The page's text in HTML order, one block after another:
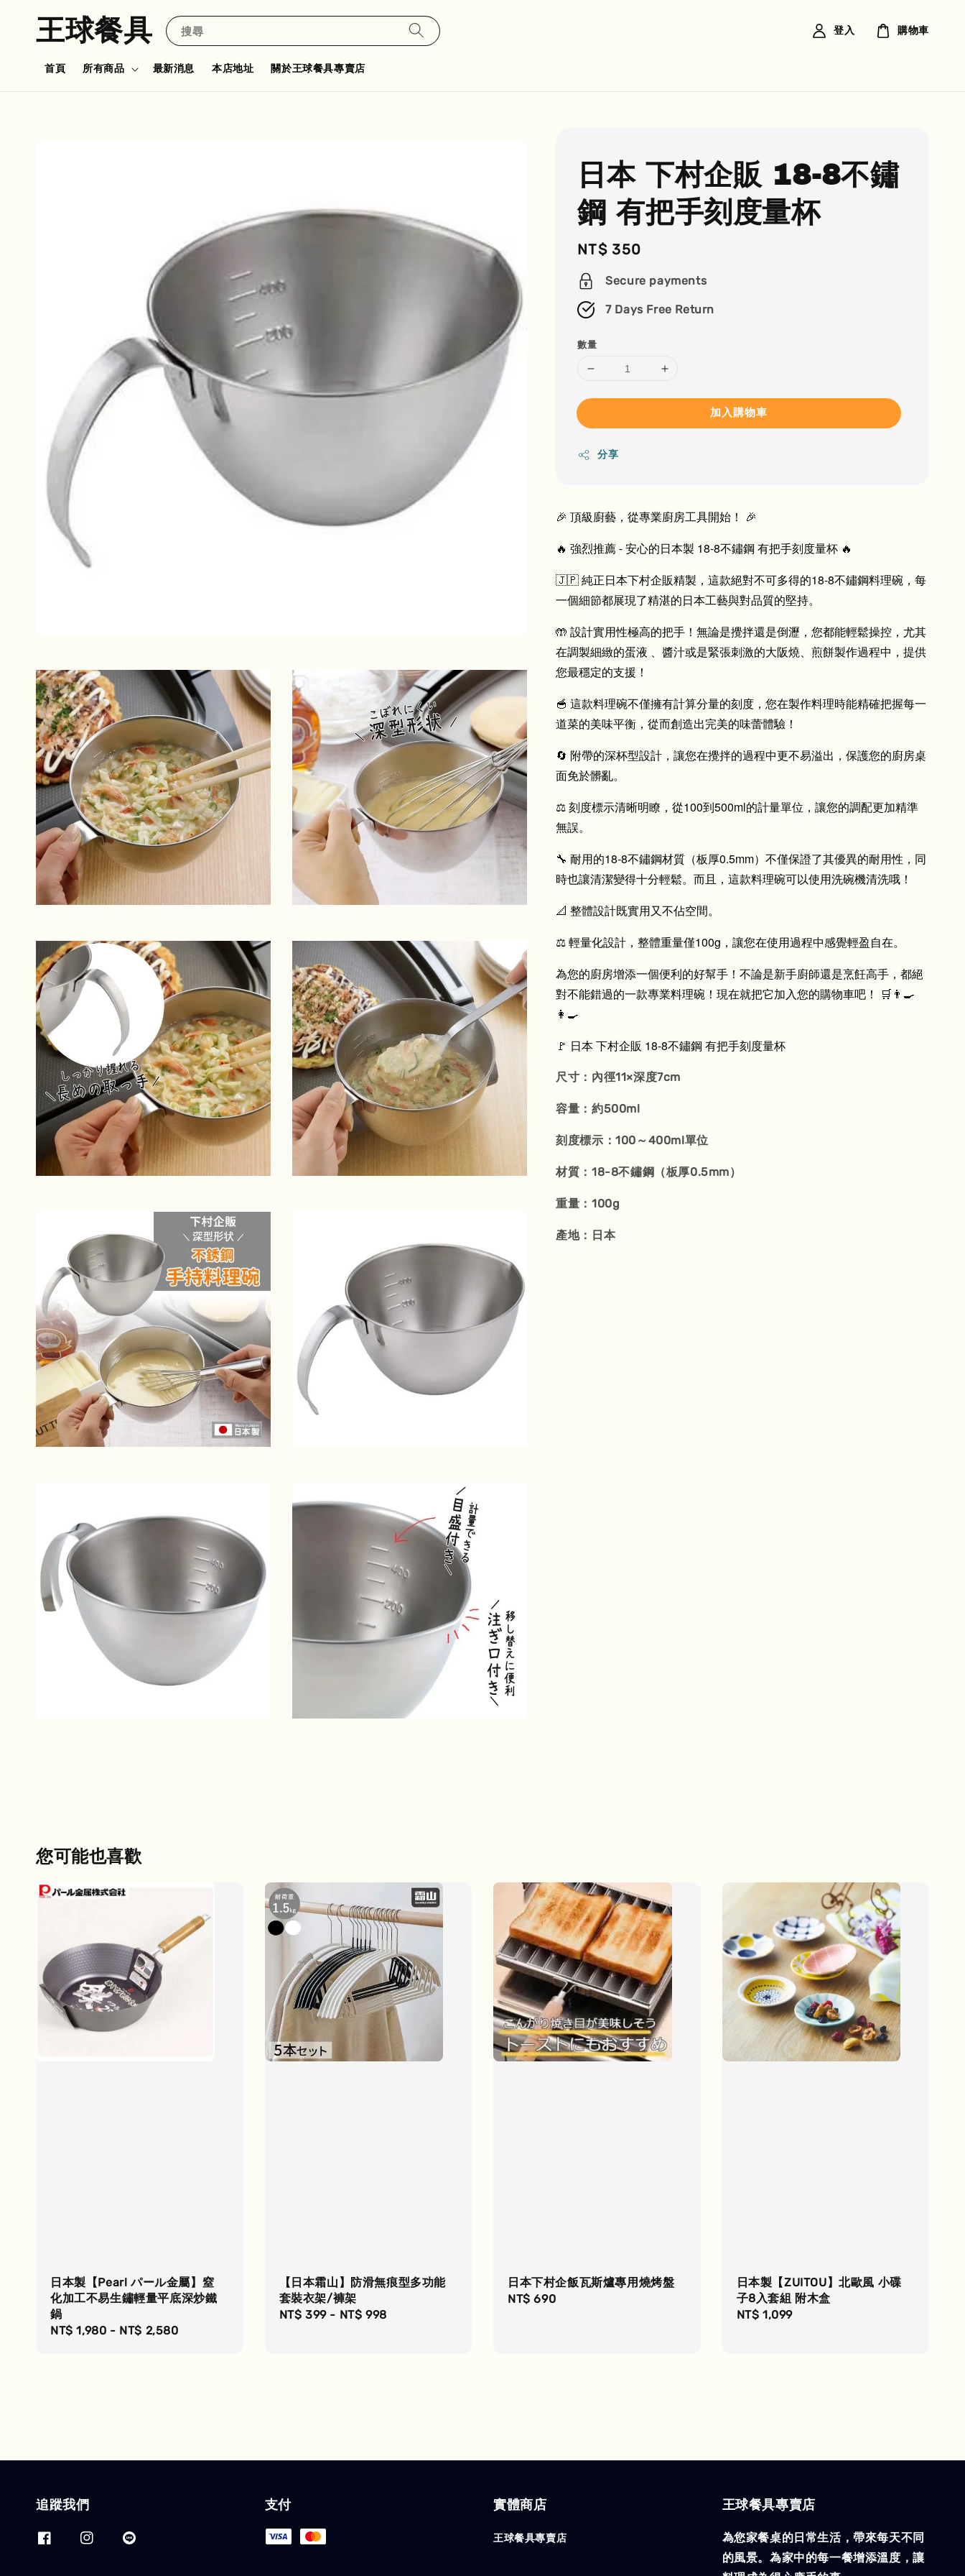
王球餐具 搜尋
首頁 所有商品 最新消息 本店地址 關於王球餐具專賣店
登入 購物車
日本 下村企販 18-8不鏽
鋼 有把手刻度量杯
Regular
price
NT$ 350
Secure payments
7 Days Free Return
數量
加入購物車
分享
🎉 頂級廚藝，從專業廚房工具開始！ 🎉
🔥 強烈推薦 - 安心的日本製 18-8不鏽鋼 有把手刻度量杯 🔥
🇯🇵 純正日本下村企販精製，這款絕對不可多得的18-8不鏽鋼料理碗，每
一個細節都展現了精湛的日本工藝與對品質的堅持。
🤲 設計實用性極高的把手！無論是攪拌還是倒瀝，您都能輕鬆操控，尤其
在調製細緻的蛋液 、醬汁或是緊張刺激的大阪燒、煎餅製作過程中，提供
您最穩定的支援！
🥣 這款料理碗不僅擁有計算分量的刻度，您在製作料理時能精確把握每一
道菜的美味平衡，從而創造出完美的味蕾體驗！
🔄 附帶的深杯型設計，讓您在攪拌的過程中更不易溢出，保護您的廚房桌
面免於髒亂。
⚖️ 刻度標示清晰明瞭，從100到500ml的計量單位，讓您的調配更加精準
無誤。
🔧 耐用的18-8不鏽鋼材質（板厚0.5mm）不僅保證了其優異的耐用性，同
時也讓清潔變得十分輕鬆。而且，這款料理碗可以使用洗碗機清洗哦！
📐 整體設計既實用又不佔空間。
⚖️ 輕量化設計，整體重量僅100g，讓您在使用過程中感覺輕盈自在。
為您的廚房增添一個便利的好幫手！不論是新手廚師還是烹飪高手，都絕
對不能錯過的一款專業料理碗！現在就把它加入您的購物車吧！ 🛒👨‍🍳
👩‍🍳
🚩 日本 下村企販 18-8不鏽鋼 有把手刻度量杯
尺寸：內徑11×深度7cm
容量：約500ml
刻度標示：100～400ml單位
材質：18-8不鏽鋼（板厚0.5mm）
重量：100g
產地：日本
您可能也喜歡
日本製【Pearl パール金屬】窒
化加工不易生鏽輕量平底深炒鐵
鍋
Regular
NT$ 1,980 - NT$ 2,580
【日本霜山】防滑無痕型多功能
套裝衣架/褲架
Regular
NT$ 399- NT$ 998
日本下村企飯瓦斯爐專用燒烤盤
Regular
NT$ 690
日本製【ZUITOU】北歐風 小碟
子8入套組 附木盒
Regular
NT$ 1,099
追蹤我們 支付 實體商店
王球餐具專賣店
王球餐具專賣店
為您家餐桌的日常生活，帶來每天不同
的風景。為家中的每一餐增添溫度，讓